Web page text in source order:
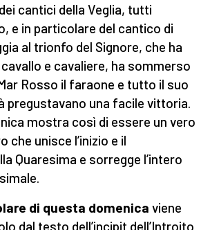
cantici della Veglia, tutti
e in particolare del cantico di
al trionfo del Signore, che ha
e cavaliere, ha sommerso
Rosso il faraone e tutto il suo
pregustavano una facile vittoria.
mostra così di essere un vero
che unisce l’inizio e il
Quaresima e sorregge l’intero
di questa domenica viene
dal testo dell’incipit dell’Introito